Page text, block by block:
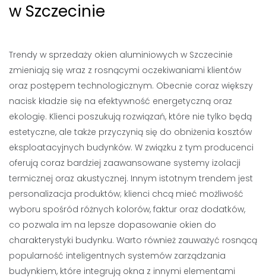
w Szczecinie
Trendy w sprzedaży okien aluminiowych w Szczecinie
zmieniają się wraz z rosnącymi oczekiwaniami klientów
oraz postępem technologicznym. Obecnie coraz większy
nacisk kładzie się na efektywność energetyczną oraz
ekologię. Klienci poszukują rozwiązań, które nie tylko będą
estetyczne, ale także przyczynią się do obniżenia kosztów
eksploatacyjnych budynków. W związku z tym producenci
oferują coraz bardziej zaawansowane systemy izolacji
termicznej oraz akustycznej. Innym istotnym trendem jest
personalizacja produktów; klienci chcą mieć możliwość
wyboru spośród różnych kolorów, faktur oraz dodatków,
co pozwala im na lepsze dopasowanie okien do
charakterystyki budynku. Warto również zauważyć rosnącą
popularność inteligentnych systemów zarządzania
budynkiem, które integrują okna z innymi elementami